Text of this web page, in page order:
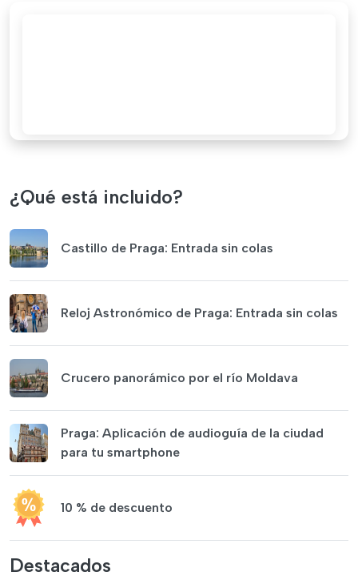
¿Qué está incluido?
Castillo de Praga: Entrada sin colas
Reloj Astronómico de Praga: Entrada sin colas
Crucero panorámico por el río Moldava
Praga: Aplicación de audioguía de la ciudad
para tu smartphone
10 % de descuento
Destacados